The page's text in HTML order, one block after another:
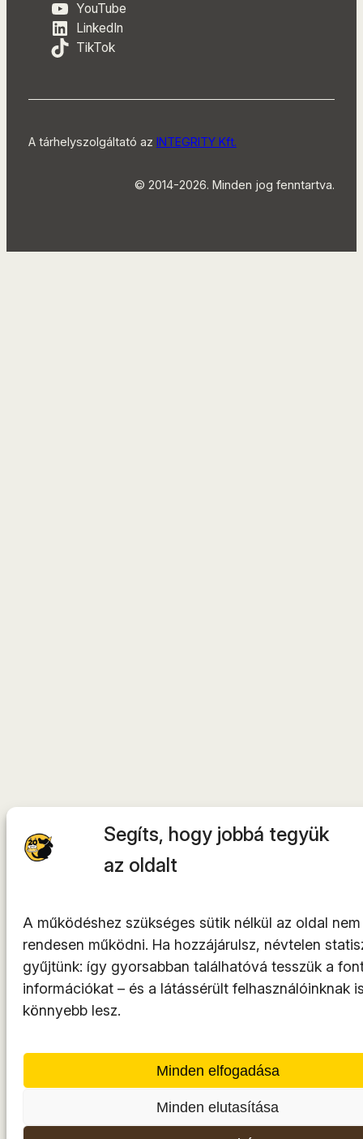
Segíts, hogy jobbá tegyük
az oldalt
A működéshez szükséges sütik nélkül az oldal
rendesen működni. Ha hozzájárulsz, névtelen
gyűjtünk: így gyorsabban találhatóvá tesszük a
információkat – és a látássérült felhasználóinknak
könnyebb lesz.
Minden elfogadása
Minden elutasítása
YouTube
LinkedIn
TikTok
A tárhelyszolgáltató az INTEGRITY Kft.
© 2014-2026. Minden jog fenntartva.